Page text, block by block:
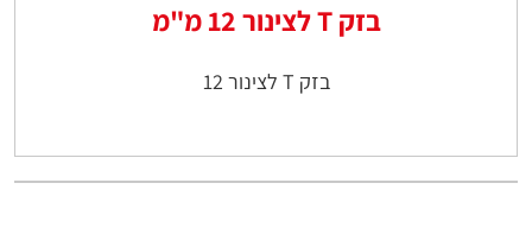
בזק T לצינור 12 מ"מ
בזק T לצינור 12